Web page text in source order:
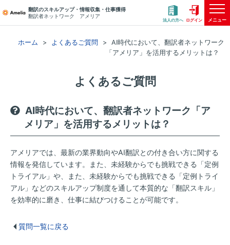
翻訳のスキルアップ・情報収集・仕事獲得
翻訳者ネットワーク アメリア
法人の方へ ログイン メニュー
ホーム よくあるご質問
AI時代において、翻訳者ネットワーク
「アメリア」を活用するメリットは？
よくあるご質問
AI時代において、翻訳者ネットワーク「ア
メリア」を活用するメリットは？
アメリアでは、最新の業界動向やAI翻訳との付き合い方に関する
情報を発信しています。また、未経験からでも挑戦できる「定例
トライアル」や、また、未経験からでも挑戦できる「定例トライ
アル」などのスキルアップ制度を通して本質的な「翻訳スキル」
を効率的に磨き、仕事に結びつけることが可能です。
質問一覧に戻る